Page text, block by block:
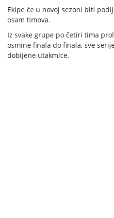
Ekipe će u novoj sezoni biti
osam timova.
Iz svake grupe po četiri tima
osmine finala do finala, sve
dobijene utakmice.